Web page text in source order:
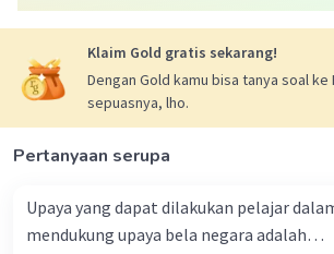
Klaim Gold gratis sekarang!
Dengan Gold kamu bisa tanya soal ke
sepuasnya, lho.
Pertanyaan serupa
Upaya yang dapat dilakukan pelajar
mendukung upaya bela negara adalah…